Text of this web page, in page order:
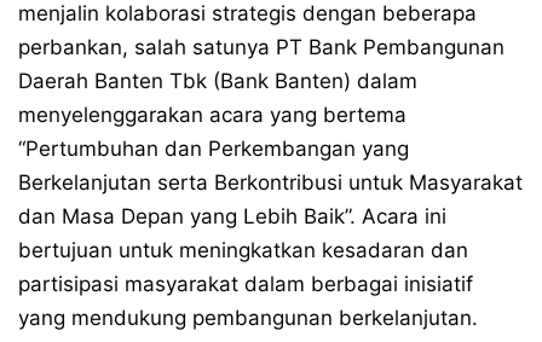
menjalin kolaborasi strategis dengan beberapa
perbankan, salah satunya PT Bank Pembangunan
Daerah Banten Tbk (Bank Banten) dalam
menyelenggarakan acara yang bertema
“Pertumbuhan dan Perkembangan yang
Berkelanjutan serta Berkontribusi untuk Masyarakat
dan Masa Depan yang Lebih Baik”. Acara ini
bertujuan untuk meningkatkan kesadaran dan
partisipasi masyarakat dalam berbagai inisiatif
yang mendukung pembangunan berkelanjutan.